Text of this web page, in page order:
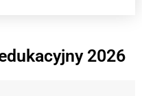
2026